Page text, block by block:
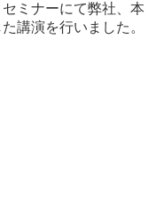
ミナーにて弊社、本
講演を行いました。